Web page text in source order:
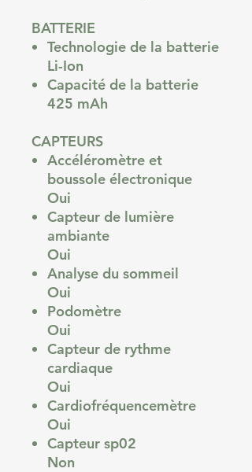
BATTERIE
Technologie de la batterie
Li-Ion
Capacité de la batterie
425 mAh
CAPTEURS
Accéléromètre et
boussole électronique
Oui
Capteur de lumière
ambiante
Oui
Analyse du sommeil
Oui
Podomètre
Oui
Capteur de rythme
cardiaque
Oui
Cardiofréquencemètre
Oui
Capteur sp02
Non